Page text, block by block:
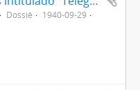
Dossiê
1940-09-29